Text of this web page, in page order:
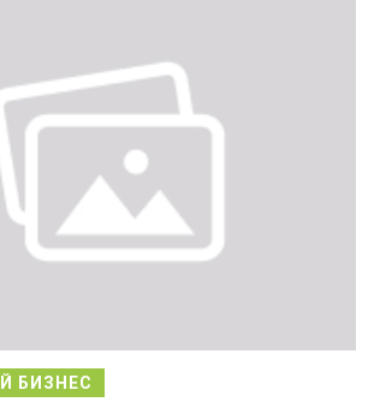
БИЗНЕС